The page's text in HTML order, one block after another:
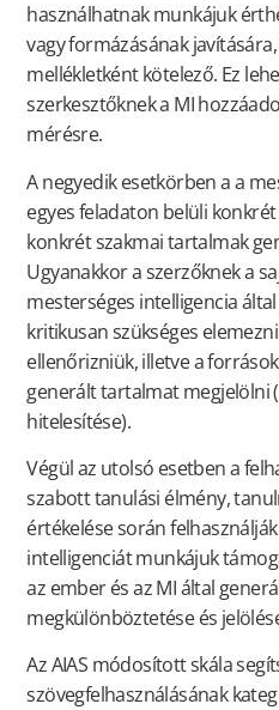
használhatnak munkájuk
vagy formázásának
mellékletként kötelező. Ez
szerkesztőknek a MI
mérésre.
A negyedik esetkörben a a
egyes feladaton belüli
konkrét szakmai tartalmak
Ugyanakkor a szerzőknek a
mesterséges intelligencia
kritikusan szükséges
ellenőrizniük, illetve a
generált tartalmat megjelölni
hitelesítése).
Végül az utolsó esetben a
szabott tanulási élmény,
értékelése során
intelligenciát munkájuk
az ember és az MI által
megkülönböztetése és
Az AIAS módosított skála
szövegfelhasználásának